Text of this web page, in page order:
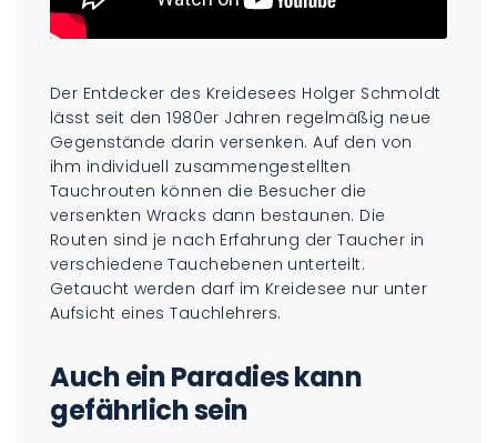
Der Entdecker des Kreidesees Holger Schmoldt
lässt seit den 1980er Jahren regelmäßig neue
Gegenstände darin versenken. Auf den von
ihm individuell zusammengestellten
Tauchrouten können die Besucher die
versenkten Wracks dann bestaunen. Die
Routen sind je nach Erfahrung der Taucher in
verschiedene Tauchebenen unterteilt.
Getaucht werden darf im Kreidesee nur unter
Aufsicht eines Tauchlehrers.
Auch ein Paradies kann
gefährlich sein